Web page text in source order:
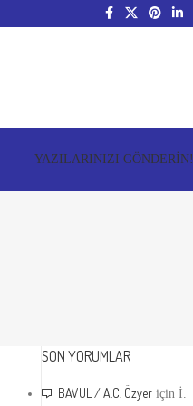
YAZILARINIZI GÖNDERİN!
SON YORUMLAR
BAVUL / A.C. Özyer içinİ.